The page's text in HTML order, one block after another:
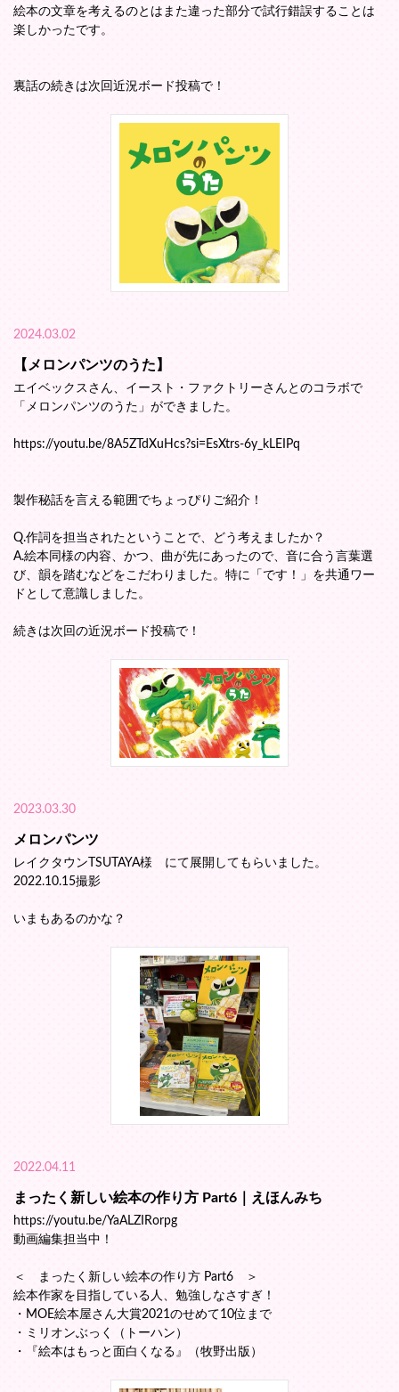
絵本の文章を考えるのとはまた違った部分で試行錯誤することは
楽しかったです。
裏話の続きは次回近況ボード投稿で！
2024.03.02
【メロンパンツのうた】
エイベックスさん、イースト・ファクトリーさんとのコラボで
「メロンパンツのうた」ができました。
https://youtu.be/8A5ZTdXuHcs?si=EsXtrs-6y_kLEIPq
製作秘話を言える範囲でちょっぴりご紹介！
Q.作詞を担当されたということで、どう考えましたか？
A.絵本同様の内容、かつ、曲が先にあったので、音に合う言葉選
び、韻を踏むなどをこだわりました。特に「です！」を共通ワー
ドとして意識しました。
続きは次回の近況ボード投稿で！
2023.03.30
メロンパンツ
レイクタウンTSUTAYA様 にて展開してもらいました。
2022.10.15撮影
いまもあるのかな？
2022.04.11
まったく新しい絵本の作り方 Part6｜えほんみち
https://youtu.be/YaALZIRorpg
動画編集担当中！
＜ まったく新しい絵本の作り方 Part6 ＞
絵本作家を目指している人、勉強しなさすぎ！
・MOE絵本屋さん大賞2021のせめて10位まで
・ミリオンぶっく（トーハン）
・『絵本はもっと面白くなる』（牧野出版）